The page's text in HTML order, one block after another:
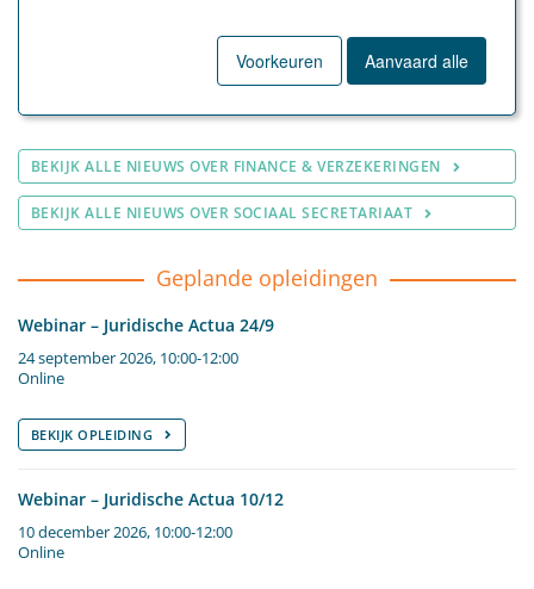
BEKIJK ALLE NIEUWS OVER FINANCE & VERZEKERINGEN
BEKIJK ALLE NIEUWS OVER SOCIAAL SECRETARIAAT
Geplande opleidingen
Webinar – Juridische Actua 24/9
24 september 2026, 10:00-12:00
Online
BEKIJK OPLEIDING
Webinar – Juridische Actua 10/12
10 december 2026, 10:00-12:00
Online
Voorkeuren Aanvaard alle